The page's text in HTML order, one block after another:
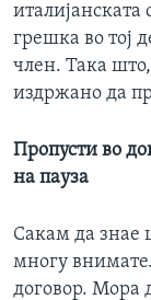
грешка во тој
член. Така
издржано да
Пропусти во
на пауза
Сакам да знае
многу
договор. Мора